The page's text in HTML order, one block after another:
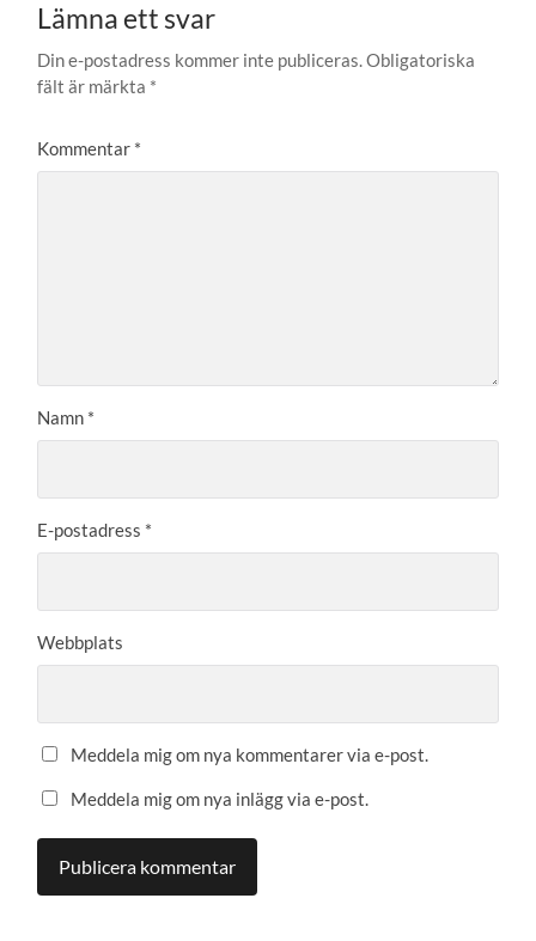
Lämna ett svar
Din e-postadress kommer inte publiceras.Obligatoriska
fält är märkta *
Kommentar *
Namn *
E-postadress *
Webbplats
Meddela mig om nya kommentarer via e-post.
Meddela mig om nya inlägg via e-post.